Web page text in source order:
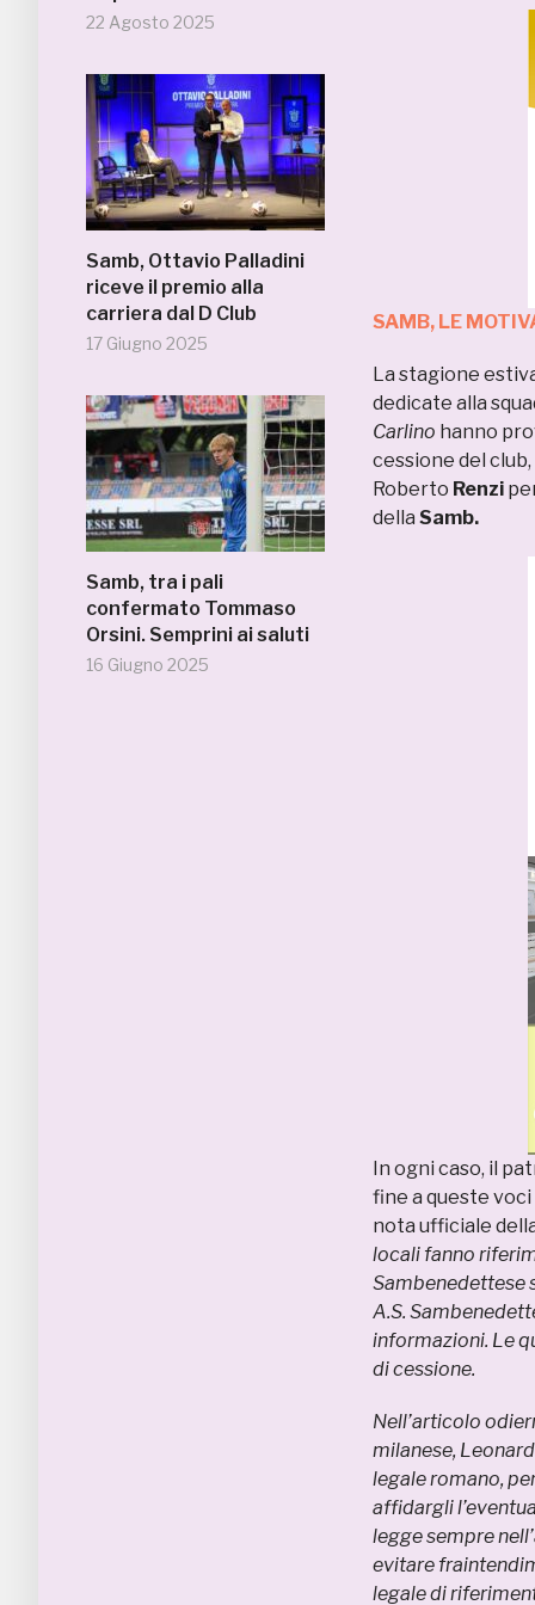
22 Agosto 2025
Samb, Ottavio Palladini
riceve il premio alla
carriera dal D Club
17 Giugno 2025
Samb, tra i pali
confermato Tommaso
Orsini. Semprini ai saluti
16 Giugno 2025
SAMB, LE
La stagione
dedicate alla
Carlino hanno
cessione del
Roberto Renzi
della Samb.
In ogni caso, il
fine a queste
nota ufficiale
locali fanno
Sambenedettese
A.S.
informazioni. Le
di cessione.
Nell’articolo
milanese,
legale romano,
affidargli
legge sempre
evitare
legale di